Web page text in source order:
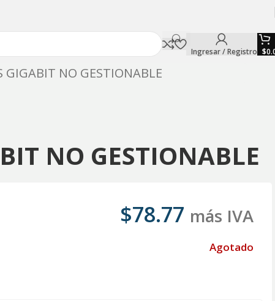
Ingresar / Registro $
GIGABIT NO GESTIONABLE
NO GESTIONABLE
$78.77 más IVA
Agotado